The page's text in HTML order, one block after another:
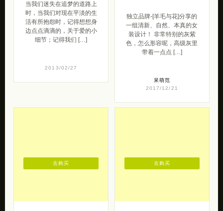
当我们迷失在追梦的道路上
时，当我们对现在平淡的生
活有所抱怨时，记得想想身
边点点滴滴的，关于爱的小
细节；记得我们 […]
2013/02/27
独立品牌-[羊毛与花]分享的
一组清新、自然、本真的女
装设计！ 非常特别的灰紫
色，怎么形容呢，高级灰里
带着一点点 […]
呆萌范
2017/12/21
去购买 去购买